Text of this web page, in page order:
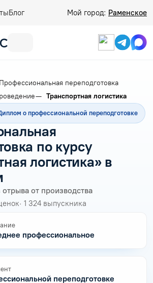
Блог Мой город: Раменское
Профессиональная переподготовка
Транспортная логистика
о профессиональной переподготовке
по курсу
логистика» в
от производства
· 1 324 выпускника
профессиональное
переподготовке